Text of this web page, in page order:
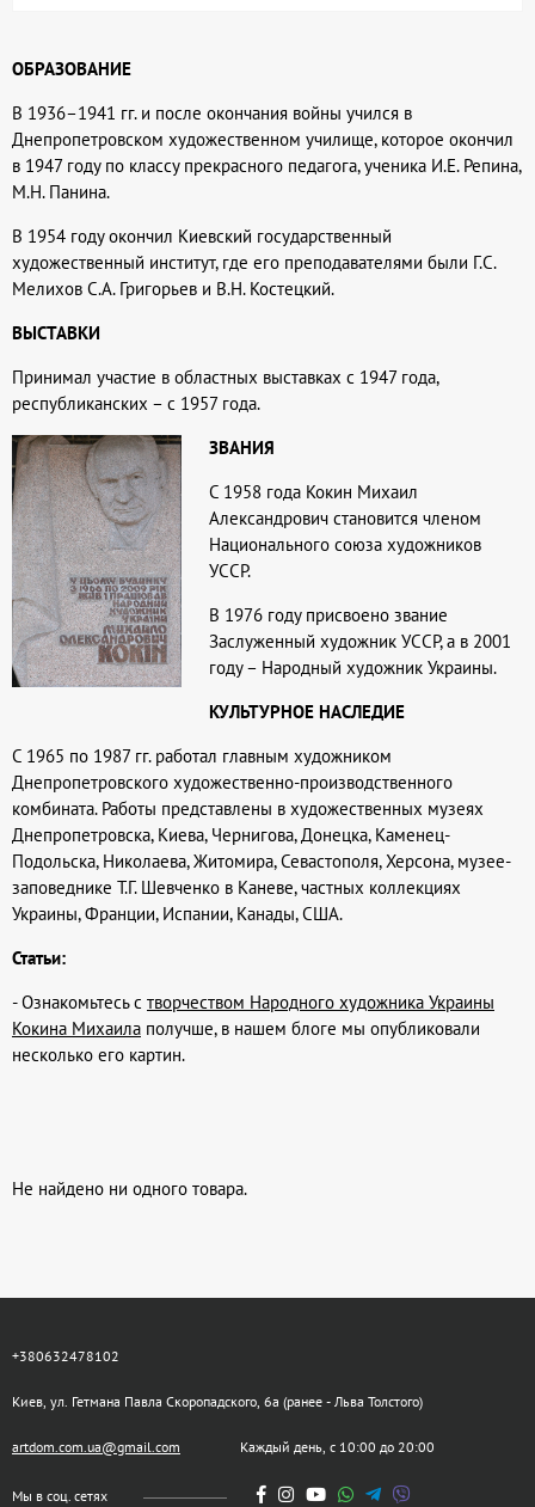
ОБРАЗОВАНИЕ
В 1936–1941 гг. и после окончания войны учился в
Днепропетровском художественном училище, которое окончил
в 1947 году по классу прекрасного педагога, ученика И.Е. Репина,
М.Н. Панина.
В 1954 году окончил Киевский государственный
художественный институт, где его преподавателями были Г.С.
Мелихов С.А. Григорьев и В.Н. Костецкий.
ВЫСТАВКИ
Принимал участие в областных выставках с 1947 года,
республиканских – с 1957 года.
ЗВАНИЯ
С 1958 года Кокин Михаил
Александрович становится членом
Национального союза художников
УССР.
В 1976 году присвоено звание
Заслуженный художник УССР, а в 2001
году – Народный художник Украины.
КУЛЬТУРНОЕ НАСЛЕДИЕ
С 1965 по 1987 гг. работал главным художником
Днепропетровского художественно-производственного
комбината. Работы представлены в художественных музеях
Днепропетровска, Киева, Чернигова, Донецка, Каменец-
Подольска, Николаева, Житомира, Севастополя, Херсона, музее-
заповеднике Т.Г. Шевченко в Каневе, частных коллекциях
Украины, Франции, Испании, Канады, США.
Статьи:
- Ознакомьтесь с творчеством Народного художника Украины
Кокина Михаила получше, в нашем блоге мы опубликовали
несколько его картин.
Не найдено ни одного товара.
+380632478102
Киев, ул. Гетмана Павла Скоропадского, 6а (ранее - Льва Толстого)
artdom.com.ua@gmail.com Каждый день, с 10:00 до 20:00
Мы в соц. сетях